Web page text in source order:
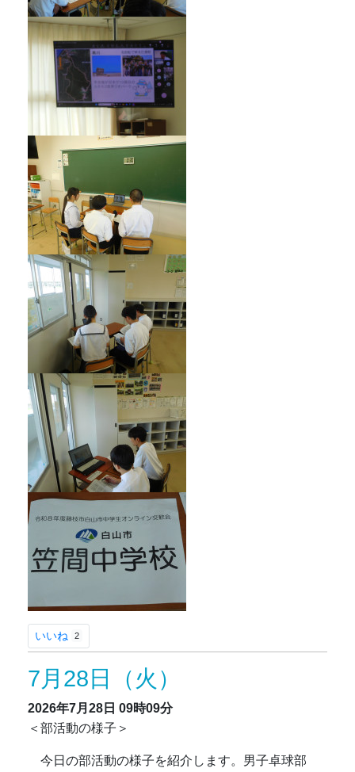
いいね 2
7月28日（火）
2026年7月28日 09時09分
＜部活動の様子＞
今日の部活動の様子を紹介します。男子卓球部